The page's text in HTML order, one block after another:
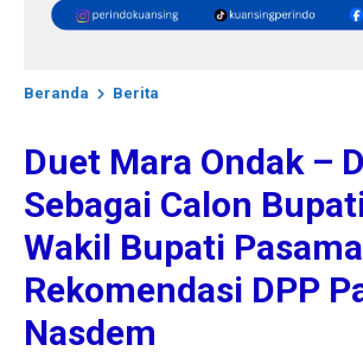
Beranda Berita
Duet Mara Ondak –
Sebagai Calon
Wakil Bupati
Rekomendasi DPP
Nasdem